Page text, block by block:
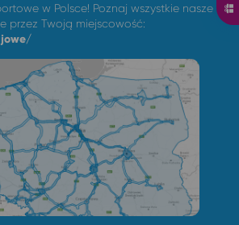
w Polsce! Poznaj wszystkie nasze
przez Twoją miejscowość: